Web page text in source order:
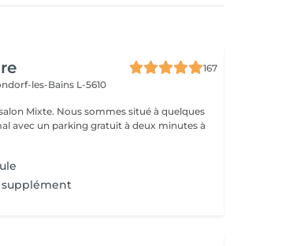
167
les-Bains L-5610
situé à quelques
avec un parking gratuit à deux minutes à
supplément